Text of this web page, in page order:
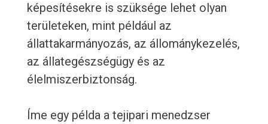
képesítésekre is szüksége lehet olyan
területeken, mint például az
állattakarmányozás, az állománykezelés,
az állategészségügy és az
élelmiszerbiztonság.
Íme egy példa a tejipari menedzser